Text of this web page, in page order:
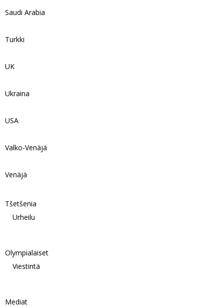
Saudi Arabia
Turkki
UK
Ukraina
USA
Valko-Venäjä
Venäjä
Tšetšenia
Urheilu
Olympialaiset
Viestintä
Mediat